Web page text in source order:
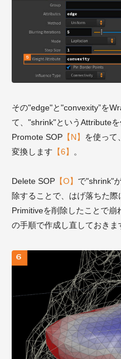
その"edge"と"convexity”を
て、"shrink"というAttribute
Promote SOP 【N】 を使って
変換します 【6】 。
Delete SOP 【O】 で"shrink"
除することで、はげ落ちた際
Primitiveを削除したことで
の手順で作成し直しておきま